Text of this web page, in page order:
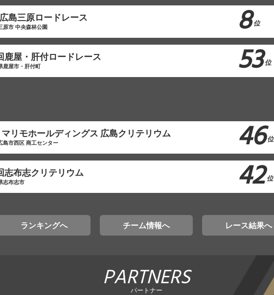
島三原ロードレース
原市 中央森林公園 8 位
鹿屋・肝付ロードレース
鹿屋市・肝付町 53 位
マリモホールディングス 広島クリテリウム
島市西区 商工センター 46位
志布志クリテリウム
志布志市 42 位
ランキングへ チーム情報へ レース結果へ
PARTNERS
パートナー